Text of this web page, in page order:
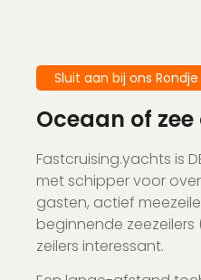
Sluit aan bij ons
Oceaan of
Fastcruising.yachts is
met schipper voor
gasten, actief
beginnende zeezeilers
zeilers interessant.